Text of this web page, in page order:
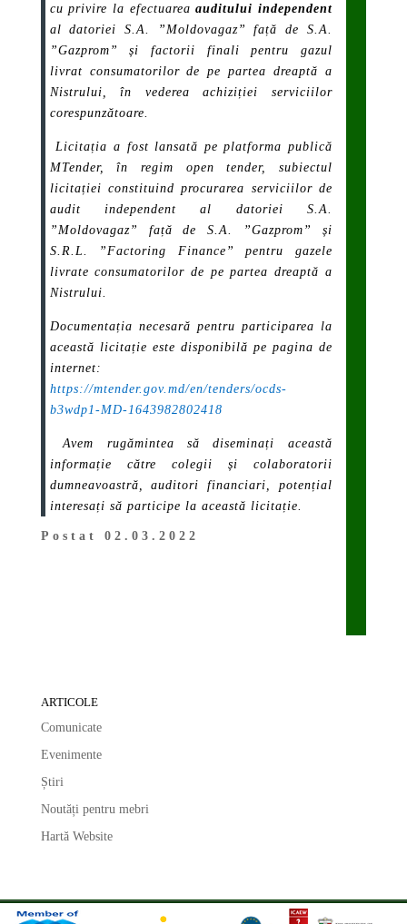
cu privire la efectuareaauditului independent
al datoriei S.A. ”Moldovagaz” față de S.A.
”Gazprom” și factorii finali pentru gazul
livrat consumatorilor de pe partea dreaptă a
Nistrului, în vederea achiziției serviciilor
corespunzătoare.
Licitația a fost lansată pe platforma publică
MTender, în regim open tender, subiectul
licitației constituind procurarea serviciilor de
audit independent al datoriei S.A.
”Moldovagaz” față de S.A. ”Gazprom” și
S.R.L. ”Factoring Finance” pentru gazele
livrate consumatorilor de pe partea dreaptă a
Nistrului.
Documentația necesară pentru participarea la
această licitație este disponibilă pe pagina de
internet:
https://mtender.gov.md/en/tenders/ocds-
b3wdp1-MD-1643982802418
Avem rugămintea să diseminați această
informație către colegii și colaboratorii
dumneavoastră, auditori financiari, potențial
interesați să participe la această licitație.
Postat 02.03.2022
ARTICOLE
Comunicate
Evenimente
Știri
Noutăți pentru mebri
Hartă Website